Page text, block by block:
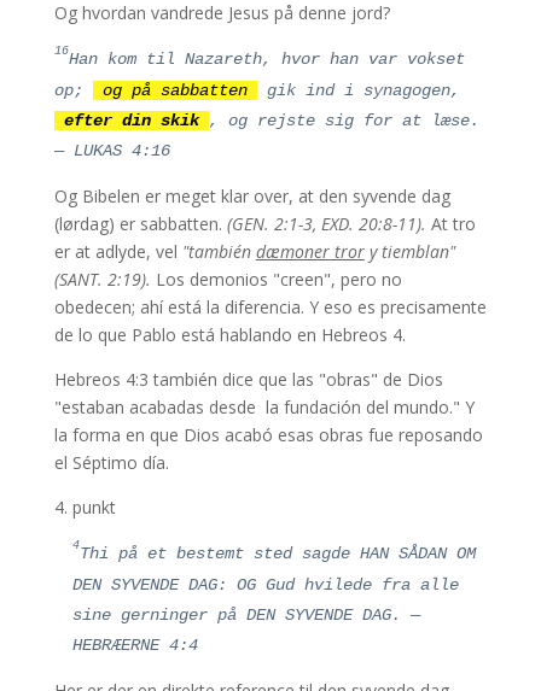
Og hvordan vandrede Jesus på denne jord?
16Han kom til Nazareth, hvor han var vokset
op;
og på sabbatten
gik ind i synagogen,
efter din skik , og rejste sig for at læse.
— LUKAS 4:16
Og Bibelen er meget klar over, at den syvende dag
(lørdag) er sabbatten. (GEN. 2:1-3, EXD. 20:8-11). At tro
er at adlyde, vel "también dæmoner trory tiemblan"
(SANT. 2:19). Los demonios "creen", pero no
obedecen; ahí está la diferencia. Y eso es precisamente
de lo que Pablo está hablando en Hebreos 4.
Hebreos 4:3 también dice que las "obras" de Dios
"estaban acabadas desde la fundación del mundo." Y
la forma en que Dios acabó esas obras fue reposando
el Séptimo día.
4. punkt
4Thi på et bestemt sted sagde HAN SÅDAN OM
DEN SYVENDE DAG: OG Gud hvilede fra alle
sine gerninger på DEN SYVENDE DAG. —
HEBRÆERNE 4:4